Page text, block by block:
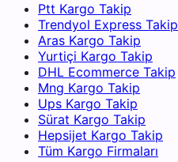
Ptt Kargo Takip
Trendyol Express Takip
Aras Kargo Takip
Yurtiçi Kargo Takip
DHL Ecommerce Takip
Mng Kargo Takip
Ups Kargo Takip
Sürat Kargo Takip
Hepsijet Kargo Takip
Tüm Kargo Firmaları